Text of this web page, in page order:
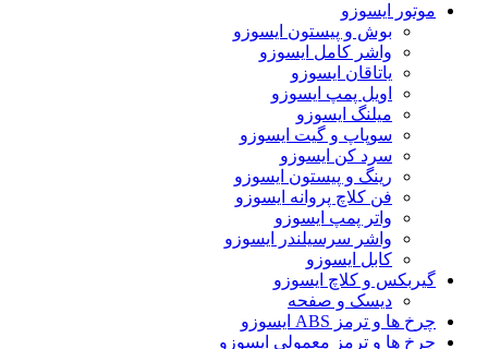
موتور ایسوزو
بوش و پیستون ایسوزو
واشر کامل ایسوزو
یاتاقان ایسوزو
اویل پمپ ایسوزو
میلنگ ایسوزو
سوپاپ و گیت ایسوزو
سرد کن ایسوزو
رینگ و پیستون ایسوزو
فن کلاچ پروانه ایسوزو
واتر پمپ ایسوزو
واشر سرسیلندر ایسوزو
کابل ایسوزو
گیربکس و کلاچ ایسوزو
دیسک و صفحه
چرخ ها و ترمز ABS ایسوزو
چرخ ها و ترمز معمولی ایسوزو